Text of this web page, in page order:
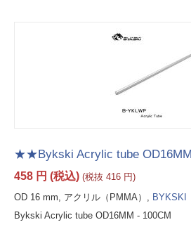
★★Bykski Acrylic tube
458 円 (税込) (税抜 416 円)
OD 16 mm, アクリル（PMMA）, BYKSKI
Bykski Acrylic tube OD16MM - 100CM